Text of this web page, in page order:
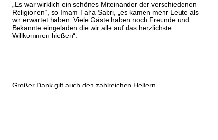
„Es war wirklich ein schönes Miteinander der verschiedenen
Religionen“, so Imam Taha Sabri, „es kamen mehr Leute als
wir erwartet haben. Viele Gäste haben noch Freunde und
Bekannte eingeladen die wir alle auf das herzlichste
Willkommen hießen“.
Großer Dank gilt auch den zahlreichen Helfern.